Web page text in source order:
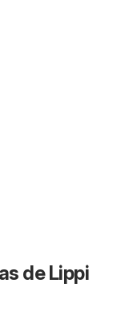
de Lippi